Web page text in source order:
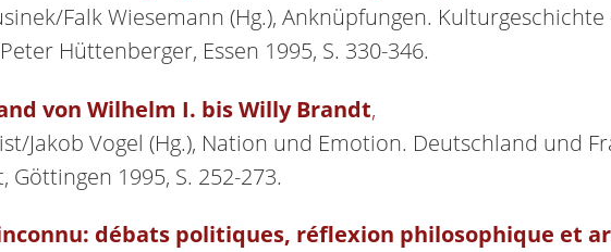
Falk Wiesemann (Hg.), Anknüpfungen.
Hüttenberger, Essen 1995, S. 330-346.
von Wilhelm I. bis Willy Brandt,
Jakob Vogel (Hg.), Nation und Emotion. Deutschland und
1995, S. 252-273.
débats politiques, réflexion philosophique et